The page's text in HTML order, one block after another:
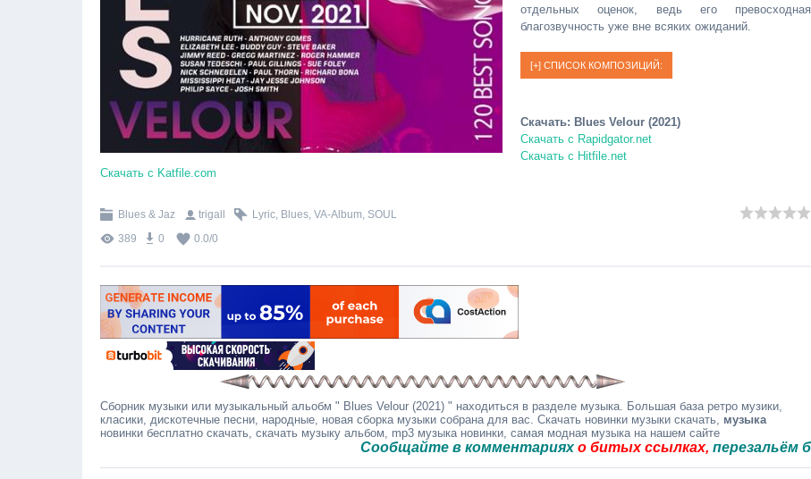
отдельных оценок, ведь его превосходная
благозвучность уже вне всяких ожиданий.
Скачать: Blues Velour (2021)
Скачать с Rapidgator.net
Скачать с Hitfile.net
Скачать с Katfile.com
Blues & Jaz trigall Lyric, Blues, VA-Album, SOUL
389
0 0.0/0
Сборник музыки или музыкальный альобм " Blues Velour (2021) " находиться в разделе музыка. Большая база ретро музики,
класики, дискотечные песни, народные, новая сборка музыки собрана для вас. Скачать новинки музыки скачать, музыка
новинки бесплатно скачать, скачать музыку альбом, mp3 музыка новинки, самая модная музыка на нашем сайте
Сообщайте в комментарияхо битых ссылках,перезальём быстро.